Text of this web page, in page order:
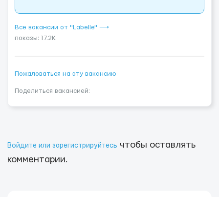
Все вакансии от "Labelle" ⟶
показы: 17.2K
Пожаловаться на эту вакансию
Поделиться вакансией:
Войдите или зарегистрируйтесь чтобы оставлять
комментарии.